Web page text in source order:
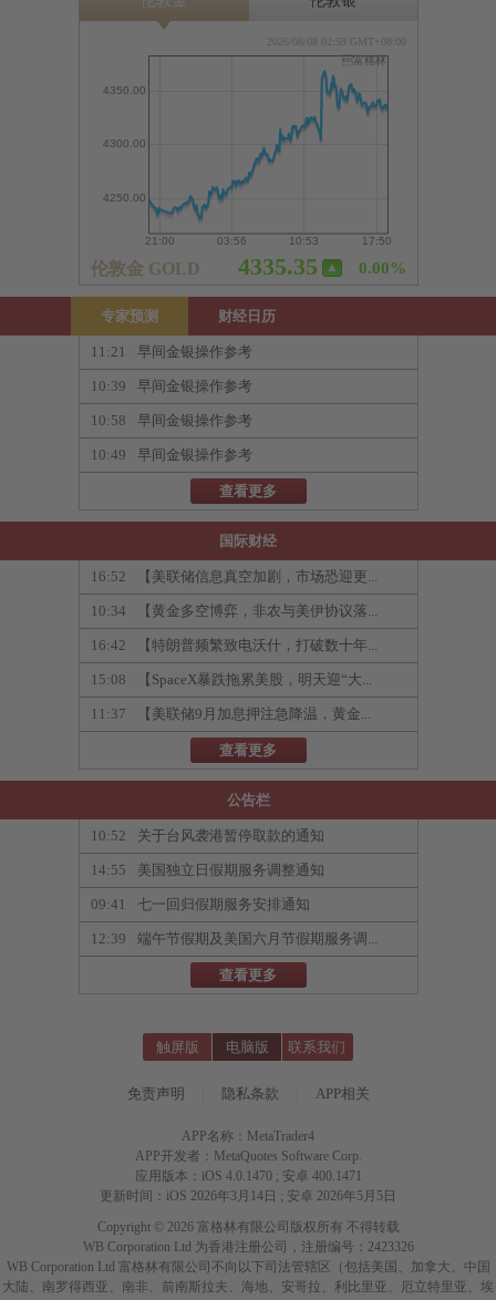
专家预测 财经日历
11:21 早间金银操作参考
10:39 早间金银操作参考
10:58 早间金银操作参考
10:49 早间金银操作参考
查看更多
国际财经
16:52 【美联储信息真空加剧，市场恐迎更...
10:34 【黄金多空博弈，非农与美伊协议落...
16:42 【特朗普频繁致电沃什，打破数十年...
15:08 【SpaceX暴跌拖累美股，明天迎“大...
11:37 【美联储9月加息押注急降温，黄金...
查看更多
公告栏
10:52 关于台风袭港暂停取款的通知
14:55 美国独立日假期服务调整通知
09:41 七一回归假期服务安排通知
12:39 端午节假期及美国六月节假期服务调...
查看更多
触屏版 电脑版 联系我们
免责声明 隐私条款 APP相关
APP名称：MetaTrader4
APP开发者：MetaQuotes Software Corp.
应用版本：iOS 4.0.1470 ; 安卓 400.1471
更新时间：iOS 2026年3月14日 ; 安卓 2026年5月5日
Copyright © 2026 富格林有限公司版权所有 不得转载
WB Corporation Ltd 为香港注册公司，注册编号：2423326
WB Corporation Ltd 富格林有限公司不向以下司法管辖区（包括美国、加拿大、中国
大陆、南罗得西亚、南非、前南斯拉夫、海地、安哥拉、利比里亚、厄立特里亚、埃